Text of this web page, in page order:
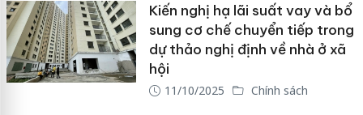
Kiến nghị hạ lãi suất vay và bổ
sung cơ chế chuyển tiếp trong
dự thảo nghị định về nhà ở xã
hội
11/10/2025 Chính sách